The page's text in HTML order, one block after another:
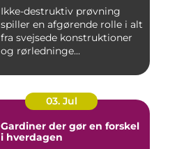
Ikke-destruktiv prøvning
spiller en afgørende rolle i alt
fra svejsede konstruktioner
og rørledninge...
03. Jul
Gardiner der gør en forskel
i hverdagen